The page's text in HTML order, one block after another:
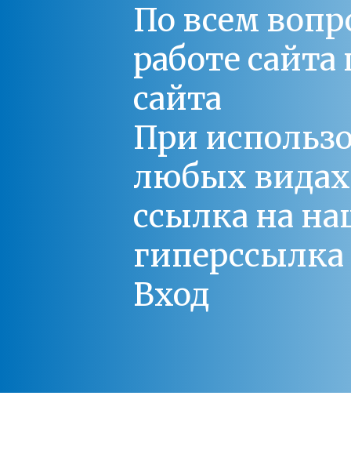
По всем
работе
сайта
При
любых
ссылка на
Вход